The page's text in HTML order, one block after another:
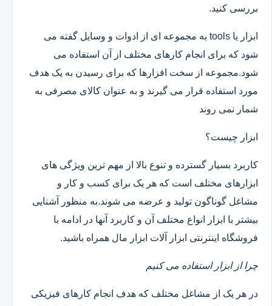
بررسی کنید.
ابزار یا tools به مجموعه ای از ادوات و وسایل گفته می
شود که برای انجام کارهای مختلف از آن استفاده می
شود.مجموعه از سخت افزارها که برای رسیدن به یک هدف
مورد استفاده قرار می گیرند و به عنوان کالای مصرفی به
شمار نمی روند
ابزار چیست؟
کاربرد بسیار گسترده و تنوع بالا از مهم ترین ویژگی های
ابزارهای مختلف است که هر یک برای کسب و کار و
مشاغل گوناگون تولید و عرضه می شوند.به منظور آشنایی
بیشتر با ابزار انواع مختلف آن و کاربرد آنها در ادامه با
فروشگاه اینترنتی ابزار آلات ابزار مال همراه باشید.
چرا از ابزار استفاده می کنیم
در هر یک از مشاغل مختلف که هدف انجام کارهای فیزیکی